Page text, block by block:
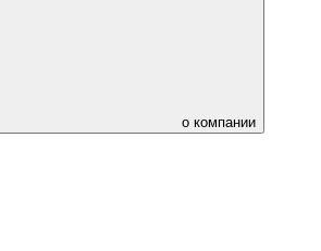
о компании